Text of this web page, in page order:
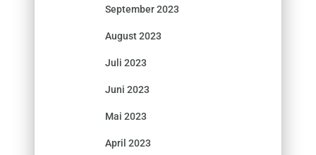
September 2023
August 2023
Juli 2023
Juni 2023
Mai 2023
April 2023